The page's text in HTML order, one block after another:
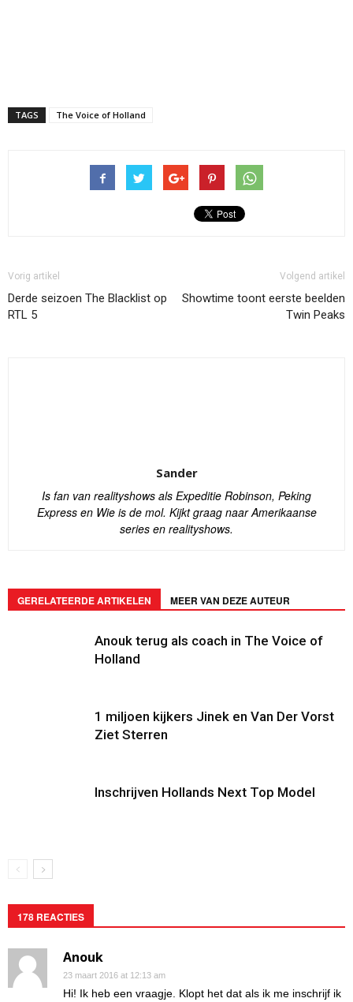
TAGS The Voice of Holland
Vorig artikel
Derde seizoen The Blacklist op
RTL 5
Volgend artikel
Showtime toont eerste beelden
Twin Peaks
Sander
Is fan van realityshows als Expeditie Robinson, Peking
Express en Wie is de mol. Kijkt graag naar Amerikaanse
series en realityshows.
GERELATEERDE ARTIKELEN MEER VAN DEZE AUTEUR
Anouk terug als coach in The Voice of
Holland
1 miljoen kijkers Jinek en Van Der Vorst
Ziet Sterren
Inschrijven Hollands Next Top Model
178 REACTIES
Anouk
23 maart 2016 at 12:13 am
Hi! Ik heb een vraagje. Klopt het dat als ik me inschrijf ik